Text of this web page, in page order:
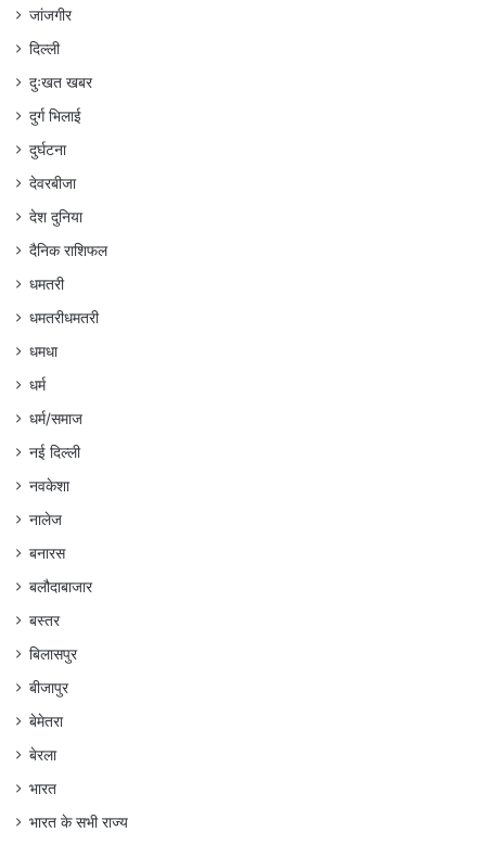
जांजगीर
दिल्ली
दुःखत खबर
दुर्ग भिलाई
दुर्घटना
देवरबीजा
देश दुनिया
दैनिक राशिफल
धमतरी
धमतरीधमतरी
धमधा
धर्म
धर्म/समाज
नई दिल्ली
नवकेशा
नालेज
बनारस
बलौदाबाजार
बस्तर
बिलासपुर
बीजापुर
बेमेतरा
बेरला
भारत
भारत के सभी राज्य